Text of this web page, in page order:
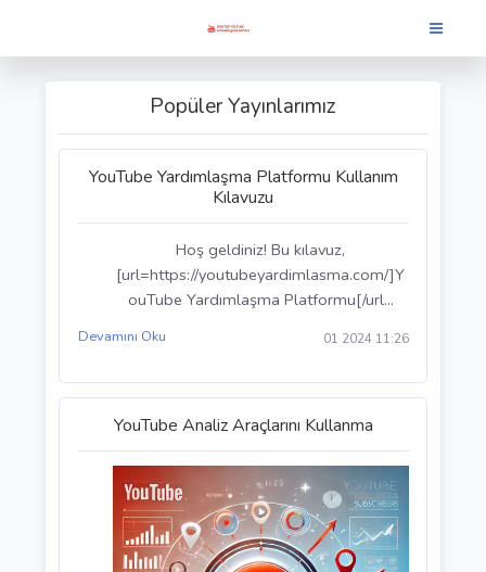
Popüler Yayınlarımız
YouTube Yardımlaşma Platformu Kullanım
Kılavuzu
Hoş geldiniz! Bu kılavuz,
ouTube Yardımlaşma Platformu[/url...
01 2024 11:26
Devamını Oku
YouTube Analiz Araçlarını Kullanma